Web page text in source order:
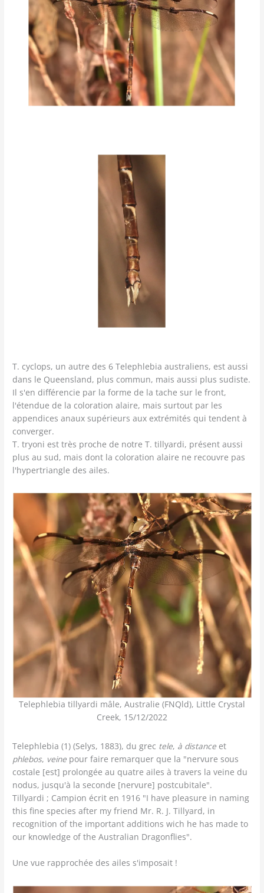
T. cyclops, un autre des 6 Telephlebia australiens, est aussi
dans le Queensland, plus commun, mais aussi plus sudiste.
Il s'en différencie par la forme de la tache sur le front,
l'étendue de la coloration alaire, mais surtout par les
appendices anaux supérieurs aux extrémités qui tendent à
converger.
T. tryoni est très proche de notre T. tillyardi, présent aussi
plus au sud, mais dont la coloration alaire ne recouvre pas
l'hypertriangle des ailes.
Telephlebia tillyardi mâle, Australie (FNQld), Little Crystal
Creek, 15/12/2022
Telephlebia (1) (Selys, 1883), du grec tele, à distance et
phlebos, veine pour faire remarquer que la "nervure sous
costale [est] prolongée au quatre ailes à travers la veine du
nodus, jusqu'à la seconde [nervure] postcubitale".
Tillyardi ; Campion écrit en 1916 "I have pleasure in naming
this fine species after my friend Mr. R. J. Tillyard, in
recognition of the important additions wich he has made to
our knowledge of the Australian Dragonflies".
Une vue rapprochée des ailes s'imposait !